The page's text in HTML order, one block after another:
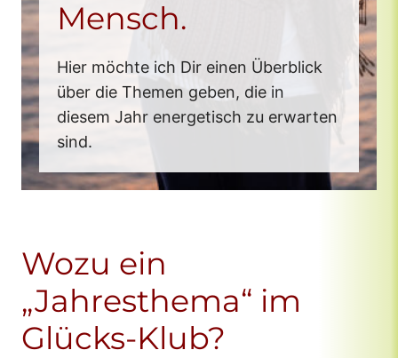
Mensch.
Hier möchte ich Dir einen Überblick
über die Themen geben, die in
diesem Jahr energetisch zu erwarten
sind.
Wozu ein
„Jahresthema“ im
Glücks-Klub?